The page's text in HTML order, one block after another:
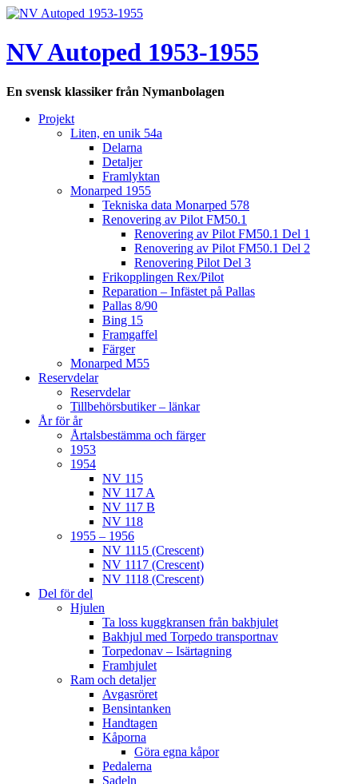
Hoppa
innehåll
NV Autoped 1953-1955
En svensk klassiker från Nymanbolagen
Projekt
Liten, en unik 54a
Delarna
Detaljer
Framlyktan
Monarped 1955
Tekniska data Monarped 578
Renovering av Pilot FM50.1
Renovering av Pilot FM50.1 Del 1
Renovering av Pilot FM50.1 Del 2
Renovering Pilot Del 3
Frikopplingen Rex/Pilot
Reparation – Infästet på Pallas
Pallas 8/90
Bing 15
Framgaffel
Färger
Monarped M55
Reservdelar
Reservdelar
Tillbehörsbutiker – länkar
År för år
Årtalsbestämma och färger
1953
1954
NV 115
NV 117 A
NV 117 B
NV 118
1955 – 1956
NV 1115 (Crescent)
NV 1117 (Crescent)
NV 1118 (Crescent)
Del för del
Hjulen
Ta loss kuggkransen från bakhjulet
Bakhjul med Torpedo transportnav
Torpedonav – Isärtagning
Framhjulet
Ram och detaljer
Avgasröret
Bensintanken
Handtagen
Kåporna
Göra egna kåpor
Pedalerna
Sadeln